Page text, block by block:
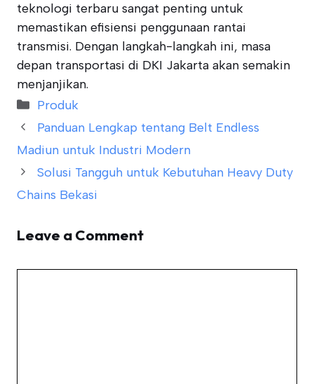
teknologi terbaru sangat penting untuk
memastikan efisiensi penggunaan rantai
transmisi. Dengan langkah-langkah ini, masa
depan transportasi di DKI Jakarta akan semakin
menjanjikan.
Categories
Produk
Panduan Lengkap tentang Belt Endless
Madiun untuk Industri Modern
Solusi Tangguh untuk Kebutuhan Heavy Duty
Chains Bekasi
Leave a Comment